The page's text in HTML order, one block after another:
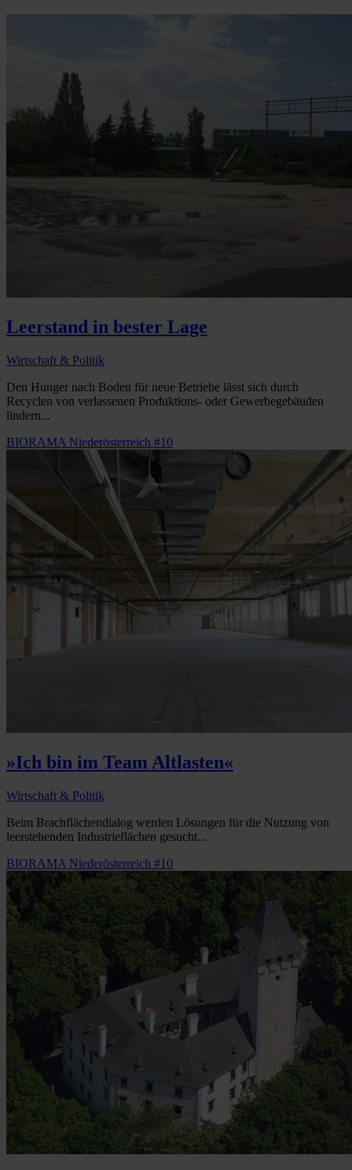
Leerstand in bester Lage
Wirtschaft & Politik
Den Hunger nach Boden für neue Betriebe lässt sich durch
Recyclen von verlassenen Produktions- oder Gewerbegebäuden
lindern...
BIORAMA Niederösterreich #10
»Ich bin im Team Altlasten«
Wirtschaft & Politik
Beim Brachflächendialog werden Lösungen für die Nutzung von
leerstehenden Industrieflächen gesucht...
BIORAMA Niederösterreich #10